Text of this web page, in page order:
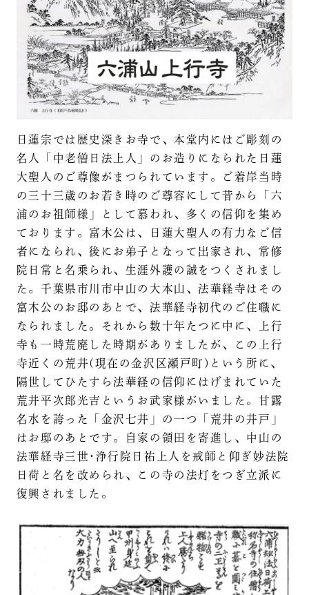
日蓮宗では歴史深きお寺で、本堂内にはご彫刻の
名人「中老僧日法上人」のお造りになられた日蓮
大聖人のご尊像がまつられています。ご着岸当時
の三十三歳のお若き時のご尊容にして昔から「六
浦のお祖師様」として慕われ、多くの信仰を集め
ております。富木公は、日蓮大聖人の有力なご信
者になられ、後にお弟子となって出家され、常修
院日常と名乗られ、生涯外護の誠をつくされまし
た。千葉県市川市中山の大本山、法華経寺はその
富木公のお邸のあとで、法華経寺初代のご住職に
なられました。それから数十年たつに中に、上行
寺も一時荒廃した時期がありましたが、この上行
寺近くの荒井(現在の金沢区瀬戸町)という所に、
隔世してひたすら法華経の信仰にはげまれていた
荒井平次郎光吉というお武家様がいました。甘露
名水を誇った「金沢七井」の一つ「荒井の井戸」
はお邸のあとです。自家の領田を寄進し、中山の
法華経寺三世･浄行院日祐上人を戒師と仰ぎ妙法院
日荷と名を改められ、この寺の法灯をつぎ立派に
復興されました。